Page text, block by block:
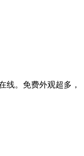
线。免费外观超多，